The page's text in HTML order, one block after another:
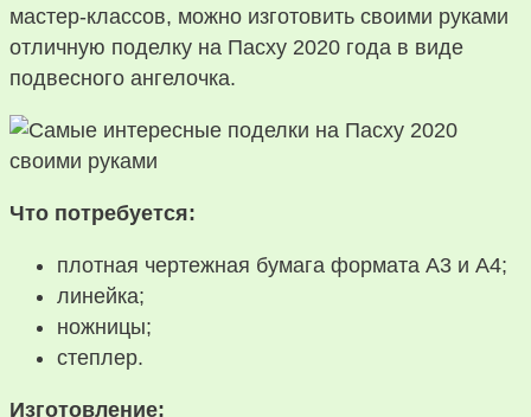
мастер-классов, можно изготовить своими руками
отличную поделку на Пасху 2020 года в виде
подвесного ангелочка.
Что потребуется:
плотная чертежная бумага формата А3 и А4;
линейка;
ножницы;
степлер.
Изготовление: